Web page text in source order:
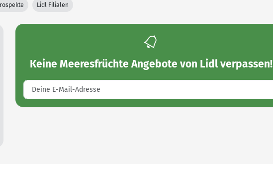
Lidl Filialen
Keine Meeresfrüchte Angebote von Lidlverpassen!